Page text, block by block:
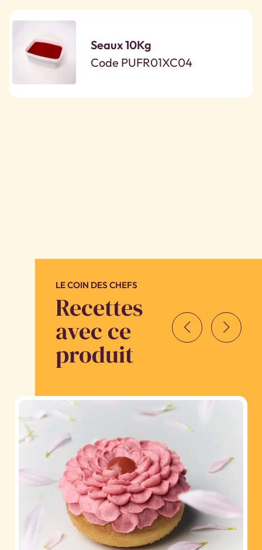
Seaux 10Kg
Code PUFR01XC04
LE COIN DES CHEFS
Recettes
avec ce
produit